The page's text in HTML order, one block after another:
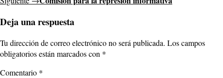
Deja una respuesta
Tu dirección de correo electrónico no será publicada. Los campos
obligatorios están marcados con *
Comentario *